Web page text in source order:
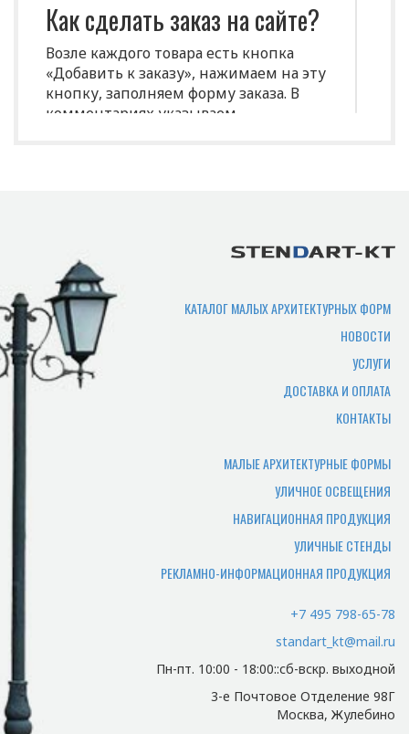
Как сделать заказ на сайте?
Возле каждого товара есть кнопка
«Добавить к заказу», нажимаем на эту
кнопку, заполняем форму заказа. В
комментариях указываем
Срок производства продукции зависит
от нужного количества изделий,
сложности изготовления,
загруженности производства. В
среднем составляет 7-10 рабочих дней.
Где можно самому забрать
производства, или по адресу офиса.
Какие документы нужны
чтобы забрать заказ
Есть ли у нас доставка и
КАТАЛОГ МАЛЫХ АРХИТЕКТУРНЫХ ФОРМ
НОВОСТИ
УСЛУГИ
ДОСТАВКА И ОПЛАТА
КОНТАКТЫ
МАЛЫЕ АРХИТЕКТУРНЫЕ ФОРМЫ
УЛИЧНОЕ ОСВЕЩЕНИЯ
НАВИГАЦИОННАЯ ПРОДУКЦИЯ
УЛИЧНЫЕ СТЕНДЫ
РЕКЛАМНО-ИНФОРМАЦИОННАЯ ПРОДУКЦИЯ
+7 495 798-65-78
standart_kt@mail.ru
Пн-пт. 10:00 - 18:00::сб-вскр. выходной
3-е Почтовое Отделение 98Г
Москва, Жулебино